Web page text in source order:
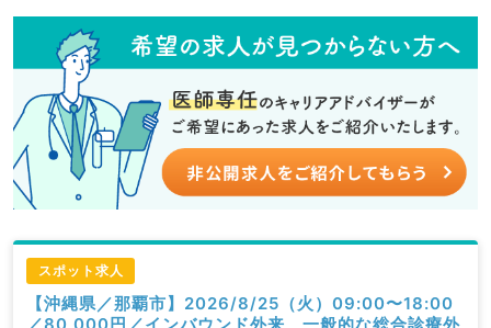
スポット求人
【沖縄県／那覇市】2026/8/25（火）09:00〜18:00